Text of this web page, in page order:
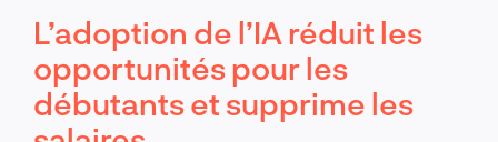
L’adoption de l’IA réduit les
opportunités pour les
débutants et supprime les